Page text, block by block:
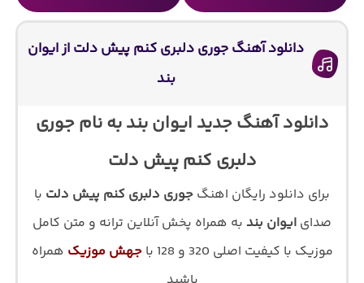
دانلود آهنگ جوری دلبری کنم پیش دلت از ایوان
بند
دانلود آهنگ جدید ایوان بند به نام جوری
دلبری کنم پیش دلت
برای دانلود رایگان اهنگ جوری دلبری کنم پیش دلت با
صدای ایوان بند به همراه پخش آنلاین ترانه و متن کامل
موزیک با کیفیت اصلی 320 و 128 با
جهش موزیک همراه